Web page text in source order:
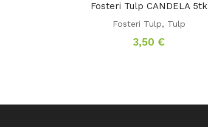
Fosteri Tulp CANDELA 5tk
Fosteri Tulp, Tulp
3,50 €